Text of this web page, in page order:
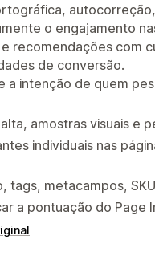
o engajamento
recomendações com
de conversão.
intenção de quem
amostras visuais e
individuais nas
tags, metacampos,
a pontuação do Page